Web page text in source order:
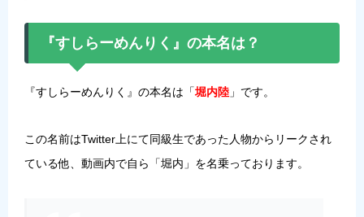
『すしらーめんりく』の本名は？
『すしらーめんりく』の本名は「堀内陸 」です。
この名前はTwitter上にて同級生であった人物からリークされ
ている他、動画内で自ら「堀内」を名乗っております。